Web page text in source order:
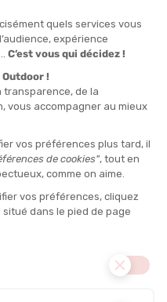
les stocks magasin
Gagnez 3,50 €avec cet